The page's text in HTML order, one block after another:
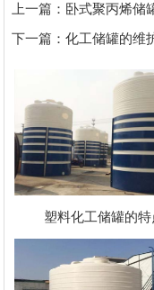
上一篇： 卧式聚丙烯储
下一篇：化工储罐的维
塑料化工储罐的特